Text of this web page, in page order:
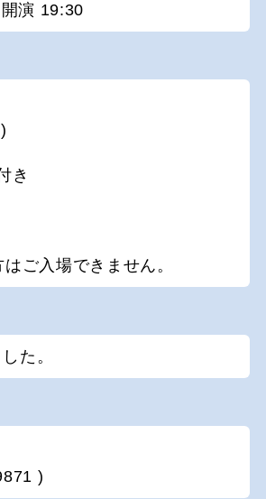
開演 19:30
き
ご入場できません。
た。
)